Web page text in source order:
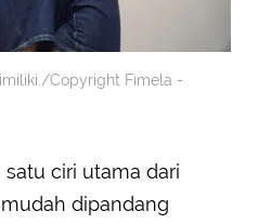
Copyright Fimela -
ciri utama dari
dipandang